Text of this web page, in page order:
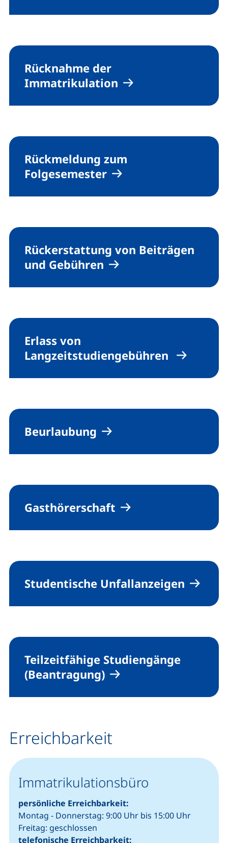
Rücknahme der
Immatrikulation
Rückmeldung zum
Folgesemester
Rückerstattung von Beiträgen
und Gebühren
Erlass von
Langzeitstudiengebühren
Beurlaubung
Gasthörerschaft
Studentische Unfallanzeigen
Teilzeitfähige Studiengänge
(Beantragung)
Erreichbarkeit
Immatrikulationsbüro
persönliche Erreichbarkeit:
Montag - Donnerstag: 9:00 Uhr bis 15:00 Uhr
Freitag: geschlossen
telefonische Erreichbarkeit: